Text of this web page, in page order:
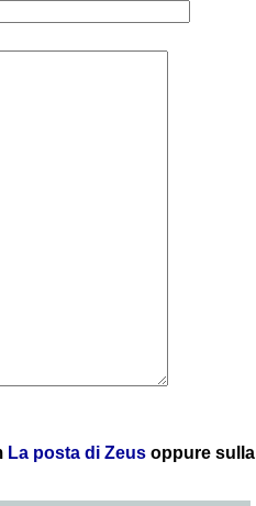
La posta di Zeusoppure sulla